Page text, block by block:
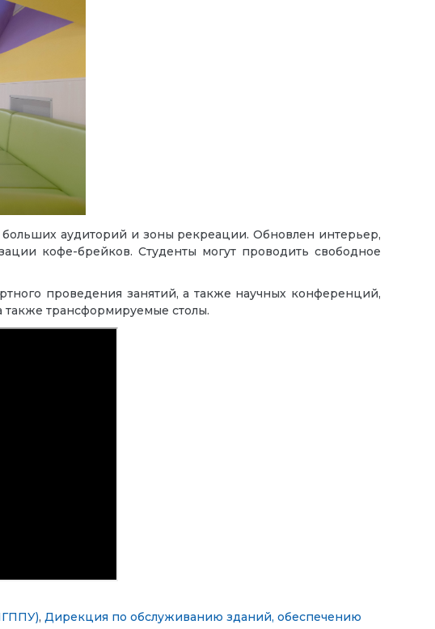
аудиторий и зоны рекреации. Обновлен интерьер,
кофе-брейков. Студенты могут проводить свободное
проведения занятий, а также научных конференций,
также трансформируемые столы.
, Дирекция по обслуживанию зданий, обеспечению